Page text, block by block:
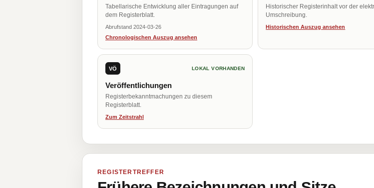
Tabellarische Entwicklung aller Eintragungen auf
dem Registerblatt.
Abrufstand 2024-03-26
Chronologischen Auszug ansehen
Historischer Registerinhalt vor der
Umschreibung.
Historischen Auszug ansehen
VÖ LOKAL VORHANDEN
Veröffentlichungen
Registerbekanntmachungen zu diesem
Registerblatt.
Zum Zeitstrahl
REGISTERTREFFER